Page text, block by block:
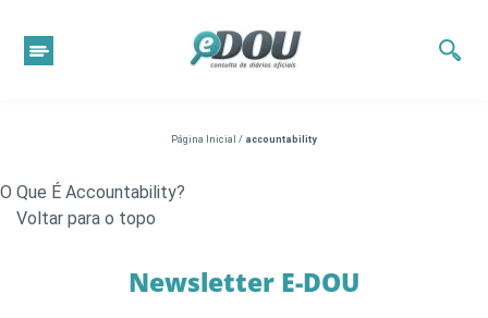
Página Inicial / accountability
O Que É Accountability?
Voltar para o topo
Newsletter E-DOU